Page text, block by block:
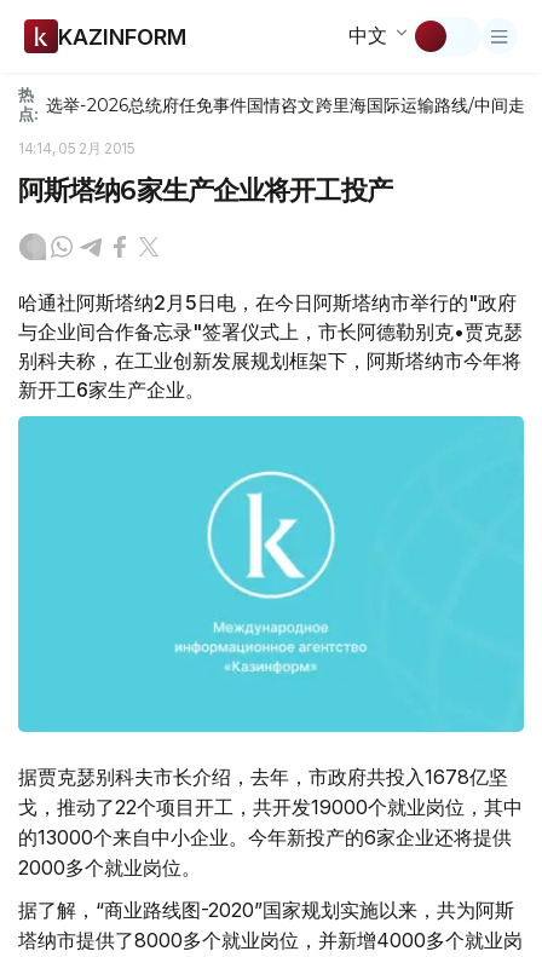
KAZINFORM 中文
热
点: 选举-2026总统府任免事件国情咨文跨里海国际运输路线/中间走廊
14:14, 05 2月 2015
阿斯塔纳6家生产企业将开工投产
哈通社阿斯塔纳2月5日电，在今日阿斯塔纳市举行的"政府
与企业间合作备忘录"签署仪式上，市长阿德勒别克•贾克瑟
别科夫称，在工业创新发展规划框架下，阿斯塔纳市今年将
新开工6家生产企业。
据贾克瑟别科夫市长介绍，去年，市政府共投入1678亿坚
戈，推动了22个项目开工，共开发19000个就业岗位，其中
的13000个来自中小企业。今年新投产的6家企业还将提供
2000多个就业岗位。
据了解，“商业路线图-2020”国家规划实施以来，共为阿斯
塔纳市提供了8000多个就业岗位，并新增4000多个就业岗